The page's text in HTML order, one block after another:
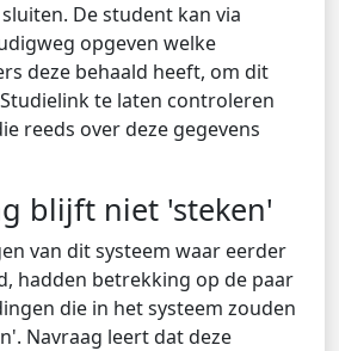
De student kan via
opgeven welke
deze behaald heeft, om dit
te laten controleren
reeds over deze gegevens
blijft niet 'steken'
van dit systeem waar eerder
hadden betrekking op de paar
die in het systeem zouden
Navraag leert dat deze